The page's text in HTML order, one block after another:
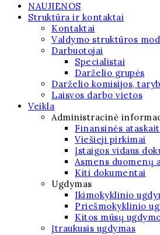
NAUJIENOS
Struktūra ir kontaktai
Kontaktai
Valdymo struktūros
Darbuotojai
Specialistai
Darželio grupės
Darželio komisijos,
Laisvos darbo vietos
Veikla
Administracinė
Finansinės
Viešieji pirkimai
Įstaigos vidaus
Asmens duomenų
Kiti dokumentai
Ugdymas
Ikimokyklinio
Priešmokyklinio
Kitos mūsų
Įtraukusis ugdymas